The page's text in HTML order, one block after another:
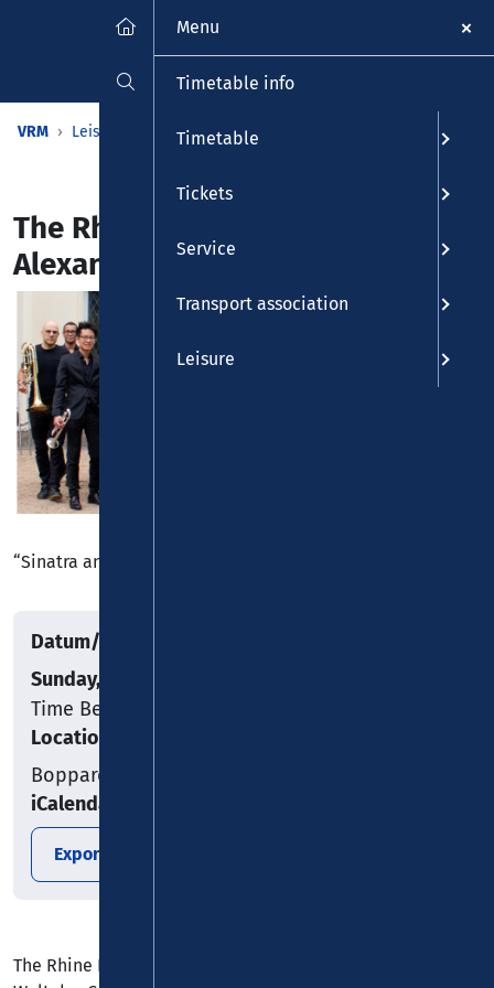
VRM Leisure Calendar Events
The Rhine Phillis Orchestra &
Alexander Gelhausen
“Sinatra and Basie – Big Band Legends”
Datum/Uhrzeit
Sunday, 19.07.2026
Time Begin: 18:00
Location
Boppard
iCalendar
Export date
The Rhine Phillis Orchestra entführt das Publikum in die
Menu
Timetable info
Timetable
Tickets
Service
Transport association
Leisure